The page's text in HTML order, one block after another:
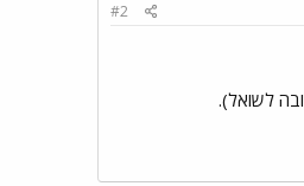
#2
לשואל).